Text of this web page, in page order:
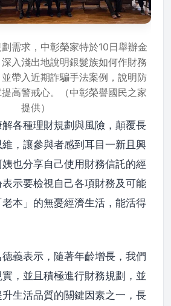
需求，中彰榮家特於10日舉辦金
入淺出地說明銀髮族如何作財務
帶入近期詐騙手法案例，說明防
高警戒心。（中彰榮譽國民之家
提供）
各種理財規劃與風險，顛覆長
，讓參與者感到耳目一新且興
也分享自己使用財務信託的經
示要檢視自己各項財務及可能
本」的無憂經濟生活，能活得
義表示，隨著年齡增長，我們
，並且積極進行財務規劃，並
生活品質的關鍵因素之一，長